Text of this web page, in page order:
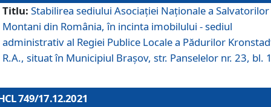
Titlu: Stabilirea sediului Asociației Naționale a Salvatorilor
Montani din România, în incinta imobilului - sediul
administrativ al Regiei Publice Locale a Pădurilor
R.A., situat în Municipiul Braşov, str. Panselelor nr. 23, bl.
749/17.12.2021